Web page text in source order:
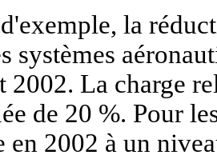
la
systèmes
2002. La charge
de 20 %. Pour
en 2002 à un